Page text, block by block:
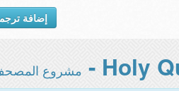
إضافة
مشروع المصحف